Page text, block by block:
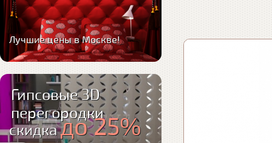
Лучшие цены в Москве!
Гипсовые 3D
перегородки
скидкадо 25%